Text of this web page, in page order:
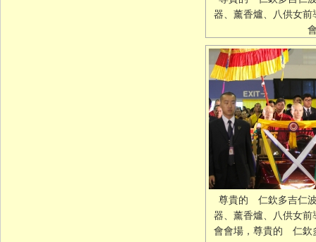
器、薰香爐、八供女
尊貴的 仁欽多吉仁
器、薰香爐、八供女
會會場，尊貴的 仁欽